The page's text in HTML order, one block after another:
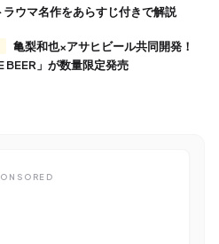
ウマ名作をあらすじ付きで解説
BEER」が数量限定発売